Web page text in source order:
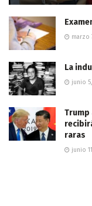
marzo
La
junio
Trump
raras
junio